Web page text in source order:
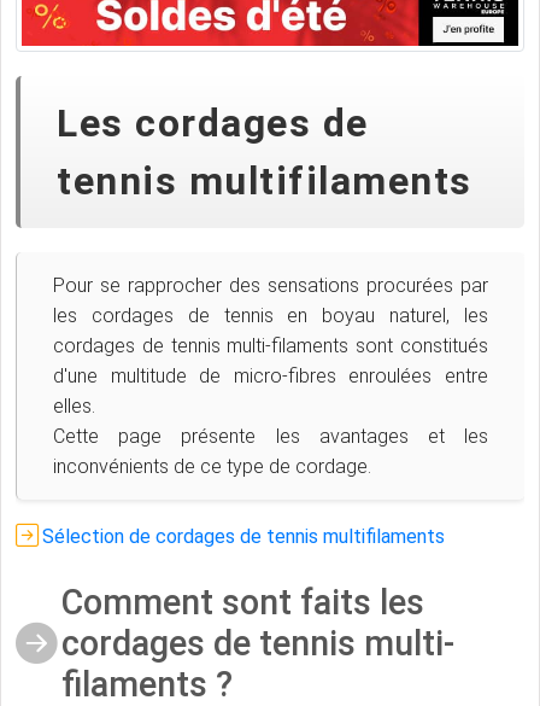
Les cordages de
tennis multifilaments
Pour se rapprocher des sensations procurées par
les cordages de tennis en boyau naturel, les
cordages de tennis multi-filaments sont constitués
d'une multitude de micro-fibres enroulées entre
elles.
Cette page présente les avantages et les
inconvénients de ce type de cordage.
Sélection de cordages de tennis multifilaments
Comment sont faits les
cordages de tennis multi-
filaments ?